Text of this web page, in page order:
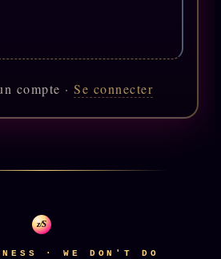
compte ·Se connecter
z/S
· WE DON'T DO